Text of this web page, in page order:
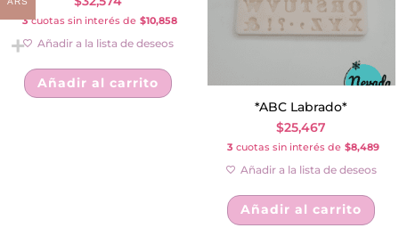
3cuotas sin interés de $10,858
Añadir a la lista de deseos
Añadir al carrito
*ABC Labrado*
$25,467
3 cuotas sin interés de $8,489
Añadir a la lista de deseos
Añadir al carrito